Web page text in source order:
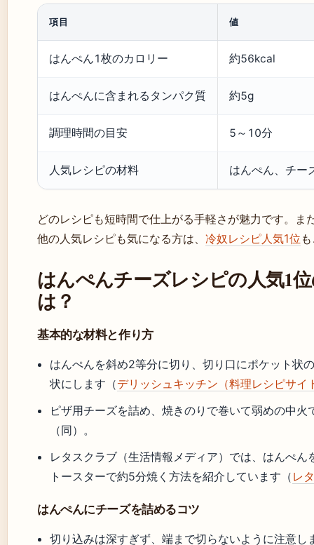
項目 値
はんぺん1枚のカロリー 約56kcal
はんぺんに含まれるタンパク質 約5g
調理時間の目安 5～10分
人気レシピの材料 はんぺん、チー
どのレシピも短時間で仕上がる手軽さが魅力です。ま
他の人気レシピも気になる方は、 冷奴レシピ人気1位
はんぺんチーズレシピの人気1
は？
基本的な材料と作り方
はんぺんを斜め2等分に切り、切り口にポケット状
状にします（デリッシュキッチン（料理レシピサイ
ピザ用チーズを詰め、焼きのりで巻いて弱めの中火
（同）。
レタスクラブ（生活情報メディア）では、はんぺん
トースターで約5分焼く方法を紹介しています（ レ
はんぺんにチーズを詰めるコツ
切り込みは深すぎず、端まで切らないように注意し